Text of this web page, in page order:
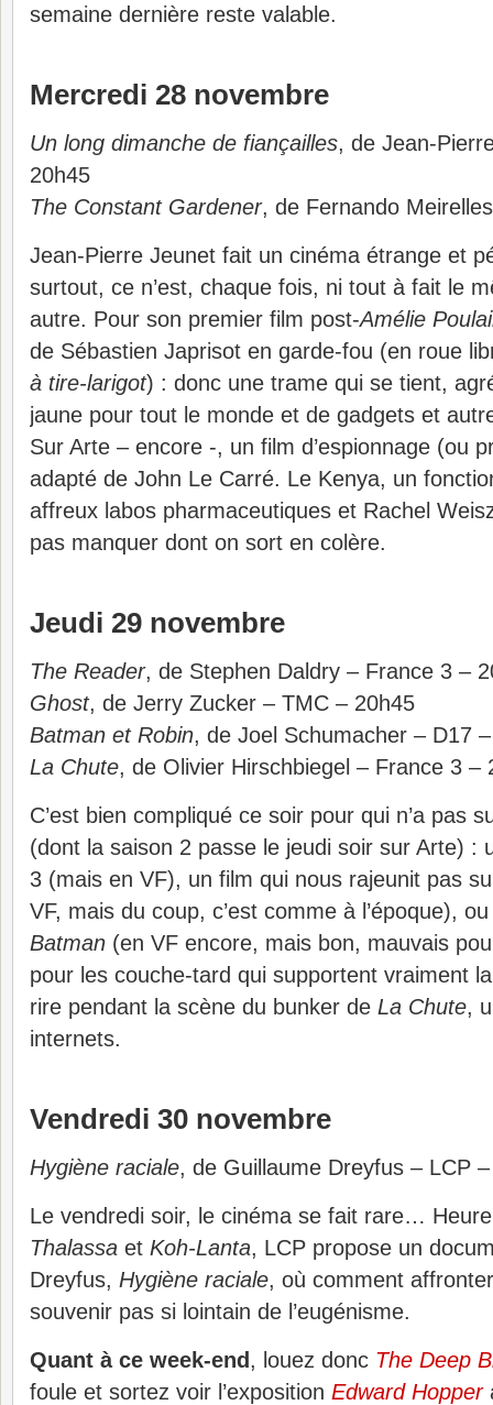
semaine dernière reste valable.
Mercredi 28 novembre
Un long dimanche de fiançailles, de Jean-
20h45
The Constant Gardener, de Fernando
Jean-Pierre Jeunet fait un cinéma étrange et
surtout, ce n’est, chaque fois, ni tout à fait le
autre. Pour son premier film post-Amélie
de Sébastien Japrisot en garde-fou (en roue
à tire-larigot) : donc une trame qui se tient,
jaune pour tout le monde et de gadgets et
Sur Arte – encore -, un film d’espionnage (ou
adapté de John Le Carré. Le Kenya, un
affreux labos pharmaceutiques et Rachel
pas manquer dont on sort en colère.
Jeudi 29 novembre
The Reader, de Stephen Daldry – France 3 –
Ghost, de Jerry Zucker – TMC – 20h45
Batman et Robin, de Joel Schumacher – D17
La Chute, de Olivier Hirschbiegel – France 3 –
C’est bien compliqué ce soir pour qui n’a pas
(dont la saison 2 passe le jeudi soir sur Arte) :
3 (mais en VF), un film qui nous rajeunit pas
VF, mais du coup, c’est comme à l’époque),
Batman (en VF encore, mais bon, mauvais
pour les couche-tard qui supportent vraiment
rire pendant la scène du bunker de La Chute,
internets.
Vendredi 30 novembre
Hygiène raciale, de Guillaume Dreyfus – LCP
Le vendredi soir, le cinéma se fait rare…
Thalassa et Koh-Lanta, LCP propose un
Dreyfus, Hygiène raciale, où comment
souvenir pas si lointain de l’eugénisme.
Quant à ce week-end , louez donc The Deep
foule et sortez voir l’exposition Edward Hopper